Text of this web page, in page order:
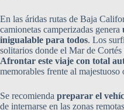
En las áridas rutas de Baja
camionetas camperizadas genera
inigualable para todos. Los
solitarios donde el Mar de Cortés
Afrontar este viaje con total
memorables frente al majestuoso
Se recomienda preparar el
de internarse en las zonas